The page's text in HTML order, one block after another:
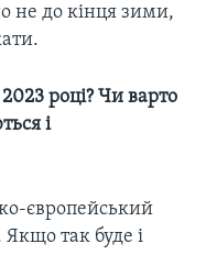
не до кінця зими,
році? Чи варто
і
європейський
так буде і